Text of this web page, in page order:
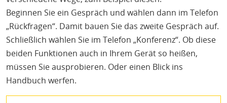
Beginnen Sie ein Gespräch und wählen dann im Telefon
„Rückfragen“. Damit bauen Sie das zweite Gespräch auf.
Schließlich wählen Sie im Telefon „Konferenz“. Ob diese
beiden Funktionen auch in Ihrem Gerät so heißen,
müssen Sie ausprobieren. Oder einen Blick ins
Handbuch werfen.